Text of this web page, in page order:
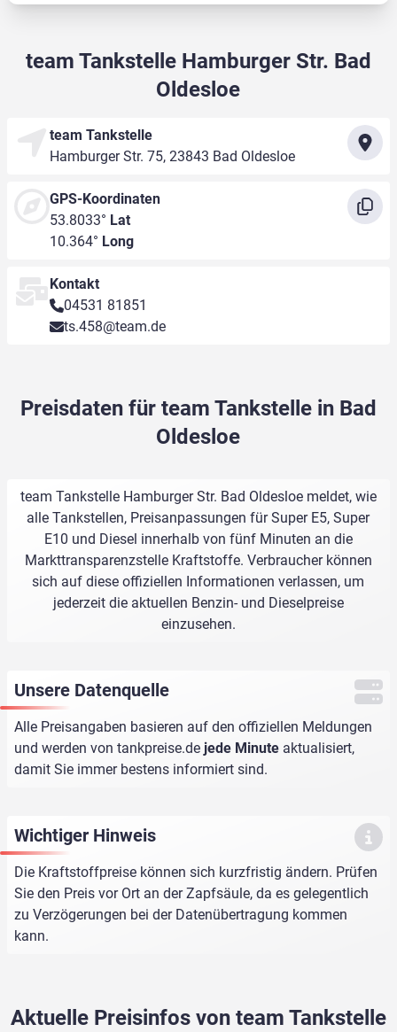
team Tankstelle Hamburger Str. Bad
Oldesloe
team Tankstelle
Hamburger Str. 75, 23843 Bad Oldesloe
GPS-Koordinaten
53.8033° Lat
10.364° Long
Kontakt
04531 81851
ts.458@team.de
Preisdaten für team Tankstelle in Bad
Oldesloe
team Tankstelle Hamburger Str. Bad Oldesloe meldet, wie
alle Tankstellen, Preisanpassungen für Super E5, Super
E10 und Diesel innerhalb von fünf Minuten an die
Markttransparenzstelle Kraftstoffe. Verbraucher können
sich auf diese offiziellen Informationen verlassen, um
jederzeit die aktuellen Benzin- und Dieselpreise
einzusehen.
Unsere Datenquelle
Alle Preisangaben basieren auf den offiziellen Meldungen
und werden von tankpreise.de jede Minute aktualisiert,
damit Sie immer bestens informiert sind.
Wichtiger Hinweis
Die Kraftstoffpreise können sich kurzfristig ändern. Prüfen
Sie den Preis vor Ort an der Zapfsäule, da es gelegentlich
zu Verzögerungen bei der Datenübertragung kommen
kann.
Aktuelle Preisinfos von team Tankstelle